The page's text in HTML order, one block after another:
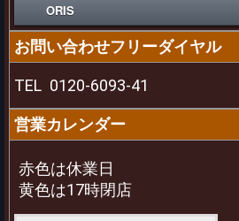
ORIS
お問い合わせフリーダイヤル
TEL 0120-6093-41
営業カレンダー
赤色は休業日
黄色は17時閉店